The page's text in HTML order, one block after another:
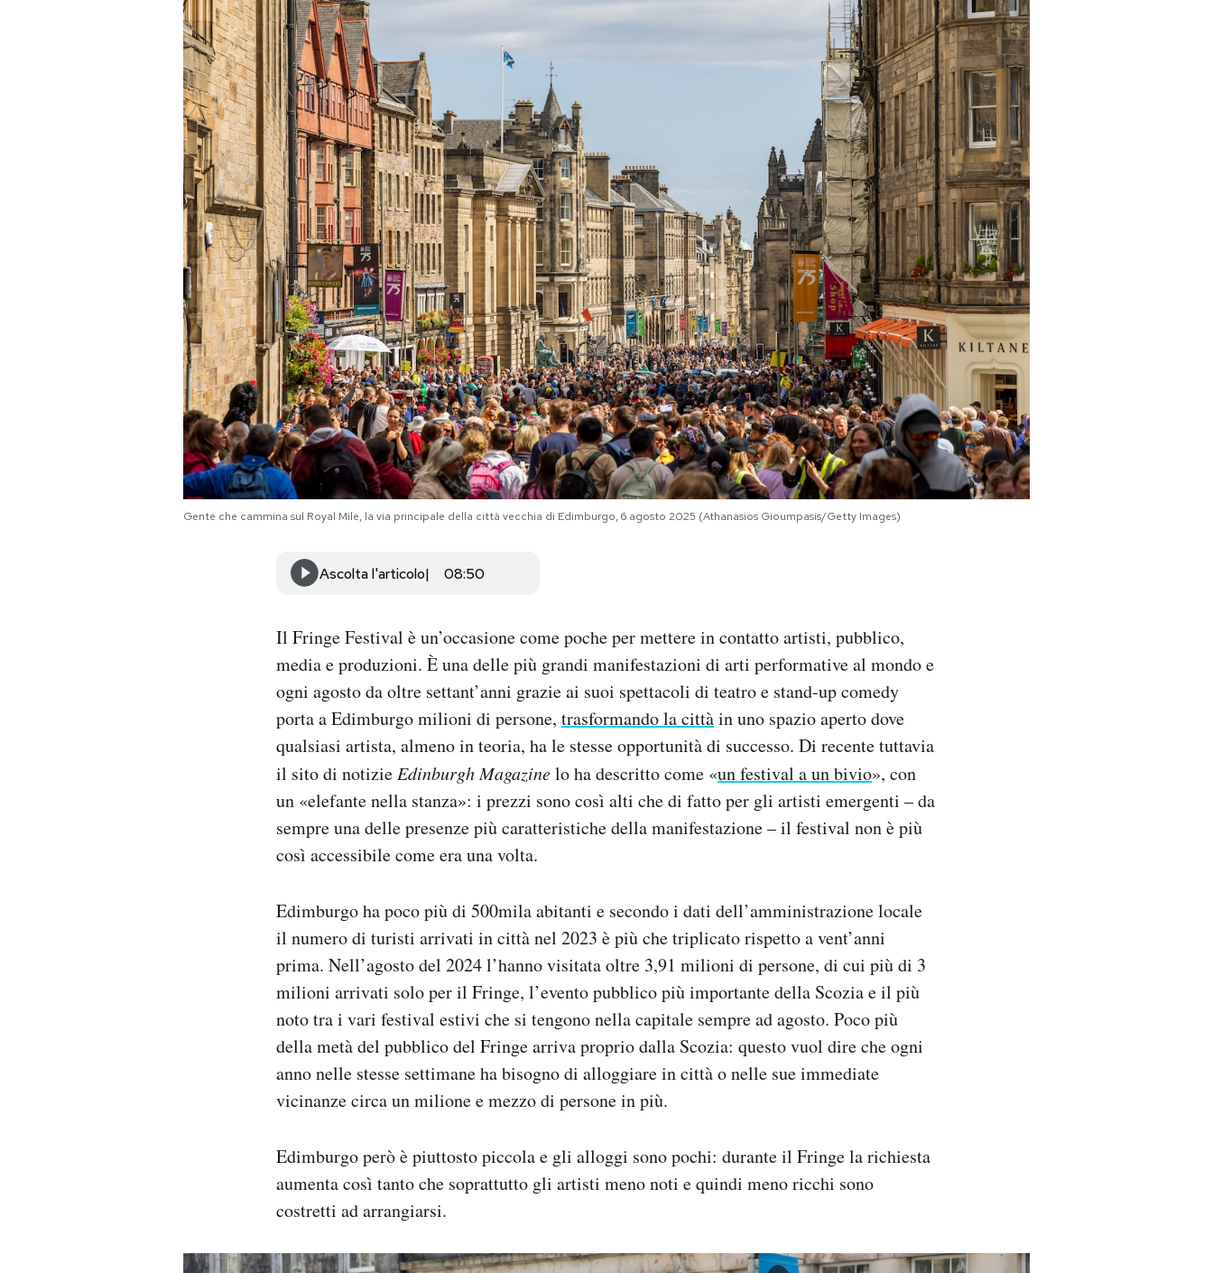
AREA PERSONALE
Hai bisogno di aiuto?
Gente che cammina sul Royal Mile, la via principale della città vecchia di Edimburgo, 6 agosto 2025 (Athanasios Gioumpasis/Getty Images)
Ascolta l'articolo 08:50
Il Fringe Festival è un’occasione come poche per mettere in contatto artisti, pubblico,
media e produzioni. È una delle più grandi manifestazioni di arti performative al mondo e
ogni agosto da oltre settant’anni grazie ai suoi spettacoli di teatro e stand-up comedy
porta a Edimburgo milioni di persone, trasformando la cittàin uno spazio aperto dove
qualsiasi artista, almeno in teoria, ha le stesse opportunità di successo. Di recente tuttavia
il sito di notizieEdinburgh Magazinelo ha descritto come «un festival a un bivio», con
un «elefante nella stanza»: i prezzi sono così alti che di fatto per gli artisti emergenti – da
sempre una delle presenze più caratteristiche della manifestazione – il festival non è più
così accessibile come era una volta.
Edimburgo ha poco più di 500mila abitanti e secondo i dati dell’amministrazione locale
il numero di turisti arrivati in città nel 2023 è più che triplicato rispetto a vent’anni
prima. Nell’agosto del 2024 l’hanno visitata oltre 3,91 milioni di persone, di cui più di 3
milioni arrivati solo per il Fringe, l’evento pubblico più importante della Scozia e il più
noto tra i vari festival estivi che si tengono nella capitale sempre ad agosto. Poco più
della metà del pubblico del Fringe arriva proprio dalla Scozia: questo vuol dire che ogni
anno nelle stesse settimane ha bisogno di alloggiare in città o nelle sue immediate
vicinanze circa un milione e mezzo di persone in più.
Edimburgo però è piuttosto piccola e gli alloggi sono pochi: durante il Fringe la richiesta
aumenta così tanto che soprattutto gli artisti meno noti e quindi meno ricchi sono
costretti ad arrangiarsi.